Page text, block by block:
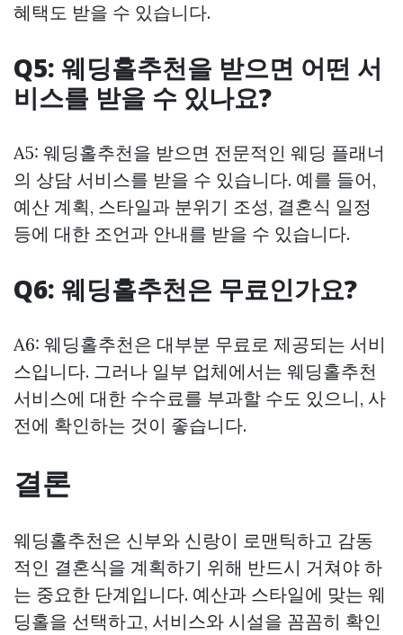
혜택도 받을 수 있습니다.
Q5: 웨딩홀추천을 받으면 어떤 서
비스를 받을 수 있나요?
A5: 웨딩홀추천을 받으면 전문적인 웨딩 플래너
의 상담 서비스를 받을 수 있습니다. 예를 들어,
예산 계획, 스타일과 분위기 조성, 결혼식 일정
등에 대한 조언과 안내를 받을 수 있습니다.
Q6: 웨딩홀추천은 무료인가요?
A6: 웨딩홀추천은 대부분 무료로 제공되는 서비
스입니다. 그러나 일부 업체에서는 웨딩홀추천
서비스에 대한 수수료를 부과할 수도 있으니, 사
전에 확인하는 것이 좋습니다.
결론
웨딩홀추천은 신부와 신랑이 로맨틱하고 감동
적인 결혼식을 계획하기 위해 반드시 거쳐야 하
는 중요한 단계입니다. 예산과 스타일에 맞는 웨
딩홀을 선택하고, 서비스와 시설을 꼼꼼히 확인